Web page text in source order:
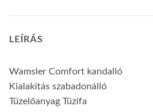
LEÍRÁS
Wamsler Comfort kandalló
Kialakítás szabadonálló
Tüzelőanyag Tüzifa